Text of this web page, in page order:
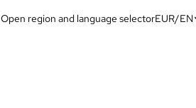
Open region and language selectorEUR/EN